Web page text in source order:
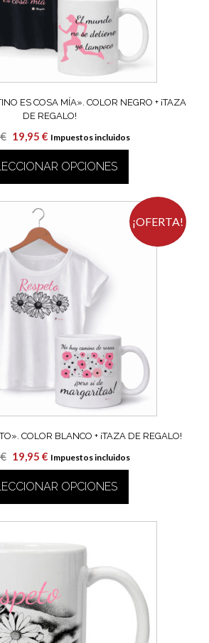
página
de
ES COSA MÍA». COLOR NEGRO + ¡TAZA
DE REGALO!
€ El
precio
original
era:
29,95 €.
19,95 €El
precio
actual
es:
19,95 €.
Impuestos incluidos
OPCIONES
producto
múltiples
variantes.
Las
opciones
se
pueden
página
de
producto
¡OFERTA!
COLOR BLANCO + ¡TAZA DE REGALO!
€ El
precio
original
era:
29,95 €.
19,95 €El
precio
actual
es:
19,95 €.
Impuestos incluidos
OPCIONES
producto
múltiples
variantes.
Las
opciones
se
pueden